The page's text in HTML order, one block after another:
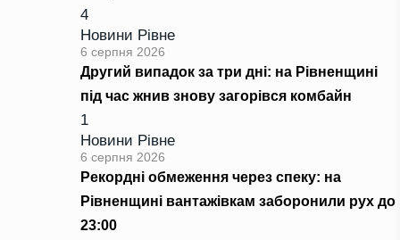
4
Новини Рівне
6 серпня 2026
Другий випадок за три дні: на Рівненщині
під час жнив знову загорівся комбайн
1
Новини Рівне
6 серпня 2026
Рекордні обмеження через спеку: на
Рівненщині вантажівкам заборонили рух до
23:00